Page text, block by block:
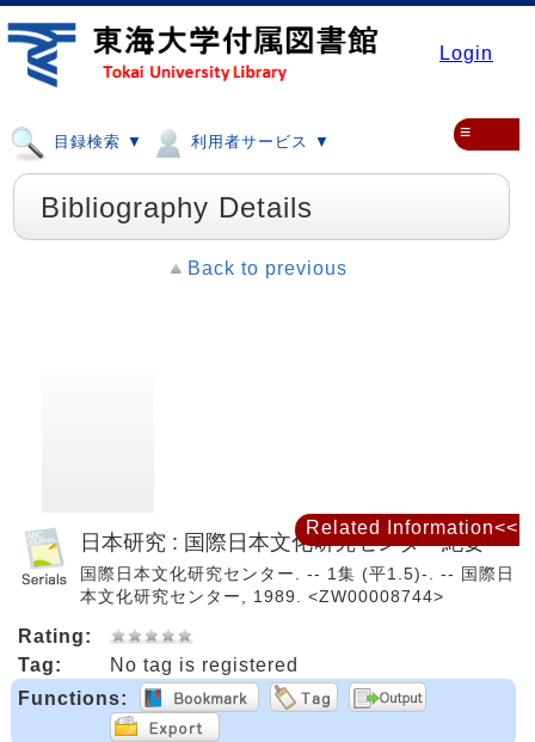
Login
目録検索 ▼ 利用者サービス ▼ ≡
Bibliography Details
Back to previous
日本研究 : 国際日本文化研究センター紀要
国際日本文化研究センター. -- 1集 (平1.5)-. -- 国際日
本文化研究センター, 1989. <ZW00008744>
Rating:
Tag:
No tag is registered
Functions:
Related Information<<